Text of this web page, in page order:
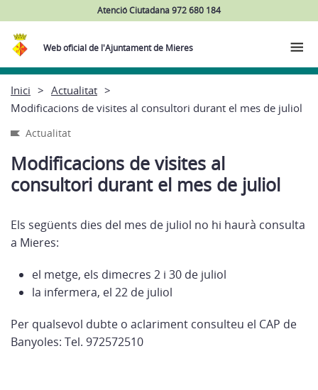
Atenció Ciutadana 972 680 184
Web oficial de l'Ajuntament de Mieres
Inici
Actualitat
Modificacions de visites al consultori durant el mes de juliol
Actualitat
Modificacions de visites al
consultori durant el mes de juliol
Els següents dies del mes de juliol no hi haurà consulta
a Mieres:
el metge, els dimecres 2 i 30 de juliol
la infermera, el 22 de juliol
Per qualsevol dubte o aclariment consulteu el CAP de
Banyoles: Tel. 972572510